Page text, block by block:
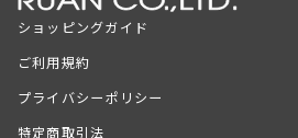
ショッピングガイド
ご利用規約
プライバシーポリシー
特定商取引法